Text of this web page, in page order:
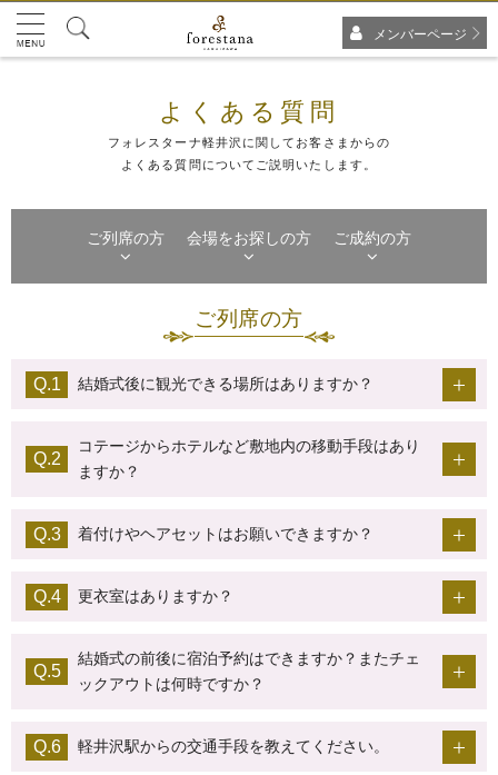
メンバーページ
よくある質問
フォレスターナ軽井沢に関してお客さまからの
よくある質問についてご説明いたします。
ご列席の方 会場をお探しの方 ご成約の方
ご列席の方
結婚式後に観光できる場所はありますか？
コテージからホテルなど敷地内の移動手段はあり
ますか？
着付けやヘアセットはお願いできますか？
更衣室はありますか？
結婚式の前後に宿泊予約はできますか？またチェ
ックアウトは何時ですか？
軽井沢駅からの交通手段を教えてください。